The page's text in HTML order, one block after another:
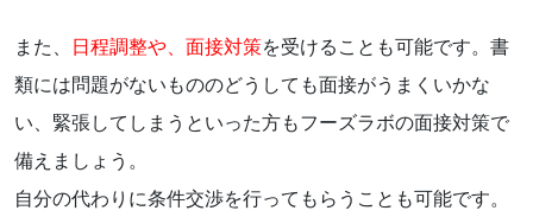
また、 日程調整や、面接対策を受けることも可能です。書
類には問題がないもののどうしても面接がうまくいかな
い、緊張してしまうといった方もフーズラボの面接対策で
備えましょう。
自分の代わりに条件交渉を行ってもらうことも可能です。